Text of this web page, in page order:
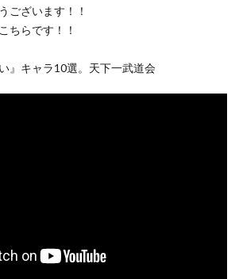
ございます！！
ちらです！！
』キャラ10選。天下一武道会